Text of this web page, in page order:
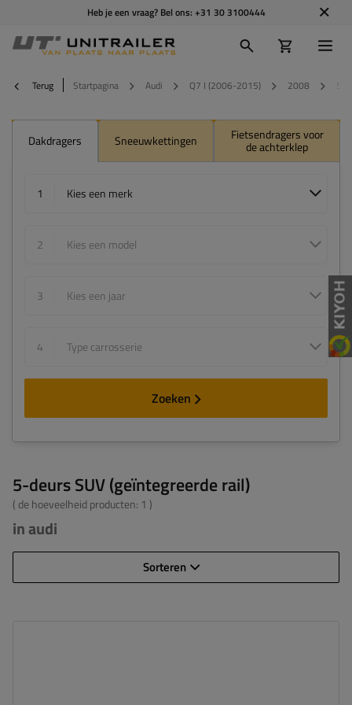
Heb je een vraag? Bel ons: +31 30 3100444
Terug Startpagina Audi Q7 I (2006-2015) 2008
Dakdragers Sneeuwkettingen Fietsendragers voor
de achterklep
1 Kies een merk
2 Kies een model
3 Kies een jaar
4 Type carrosserie
Zoeken
5-deurs SUV (geïntegreerde rail)
( de hoeveelheid producten: 1 )
in audi
Sorteren